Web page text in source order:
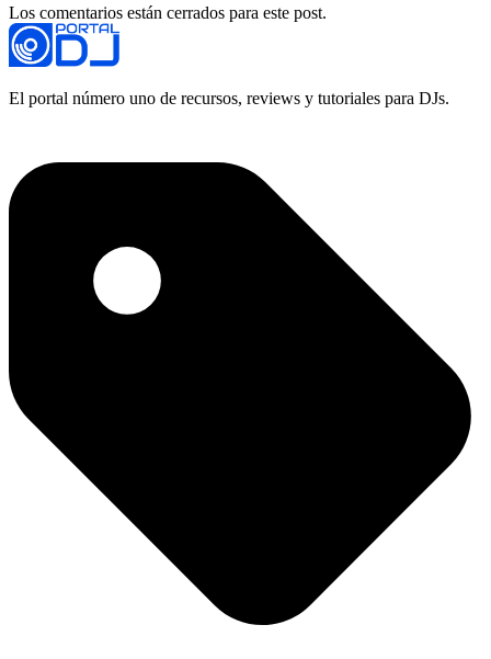
Los comentarios están cerrados para este post.
El portal número uno de recursos, reviews y tutoriales para DJs.